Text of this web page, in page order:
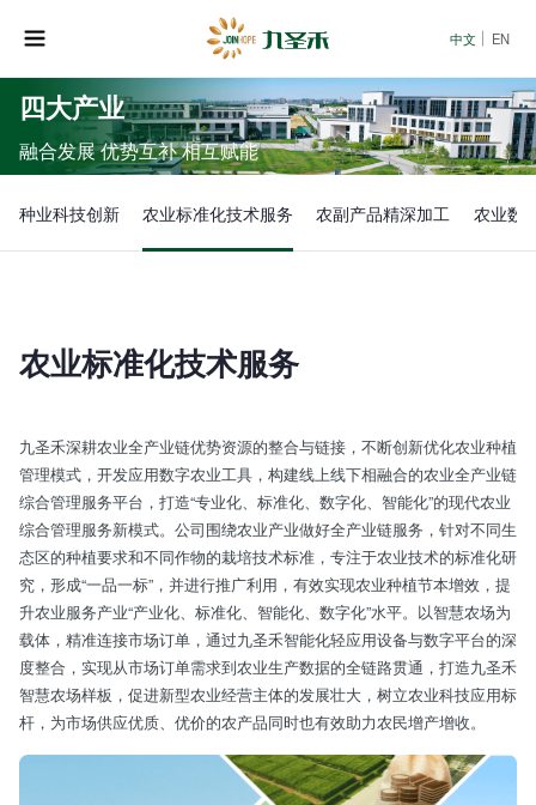
中文 EN
四大产业
融合发展 优势互补 相互赋能
种业科技创新 农业标准化技术服务 农副产品精深加工 农业数
农业标准化技术服务
九圣禾深耕农业全产业链优势资源的整合与链接，不断创新优化农业种植
管理模式，开发应用数字农业工具，构建线上线下相融合的农业全产业链
综合管理服务平台，打造“专业化、标准化、数字化、智能化”的现代农业
综合管理服务新模式。公司围绕农业产业做好全产业链服务，针对不同生
态区的种植要求和不同作物的栽培技术标准，专注于农业技术的标准化研
究，形成“一品一标”，并进行推广利用，有效实现农业种植节本增效，提
升农业服务产业“产业化、标准化、智能化、数字化”水平。以智慧农场为
载体，精准连接市场订单，通过九圣禾智能化轻应用设备与数字平台的深
度整合，实现从市场订单需求到农业生产数据的全链路贯通，打造九圣禾
智慧农场样板，促进新型农业经营主体的发展壮大，树立农业科技应用标
杆，为市场供应优质、优价的农产品同时也有效助力农民增产增收。